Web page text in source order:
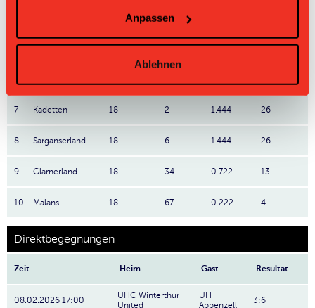
Anpassen
Ablehnen
+14
5 UH Appenzell 18 +6 1.611 29
7 Kadetten 18 -2 1.444 26
8 Sarganserland 18 -6 1.444 26
9 Glarnerland 18 -34 0.722 13
10 Malans 18 -67 0.222 4
Direktbegegnungen
Zeit Heim Gast Resultat
08.02.2026 17:00
UHC Winterthur
United
UH
Appenzell
3:6